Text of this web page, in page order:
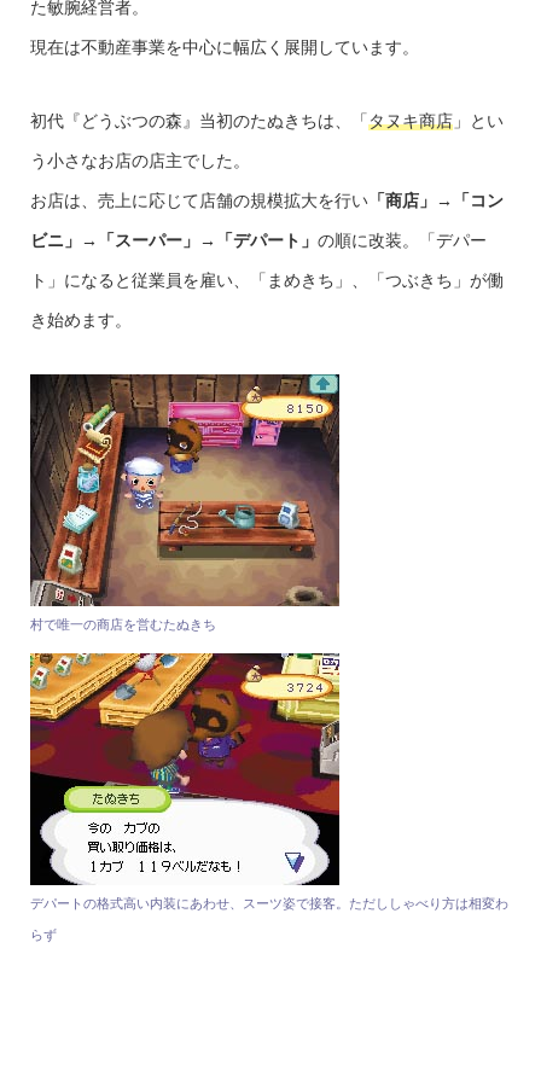
た敏腕経営者。
現在は不動産事業を中心に幅広く展開しています。
初代『どうぶつの森』当初のたぬきちは、「タヌキ商店」とい
う小さなお店の店主でした。
お店は、売上に応じて店舗の規模拡大を行い「商店」→「コン
ビニ」→「スーパー」→「デパート」 の順に改装。「デパー
ト」になると従業員を雇い、「まめきち」、「つぶきち」が働
き始めます。
村で唯一の商店を営むたぬきち
デパートの格式高い内装にあわせ、スーツ姿で接客。ただししゃべり方は相変わ
らず